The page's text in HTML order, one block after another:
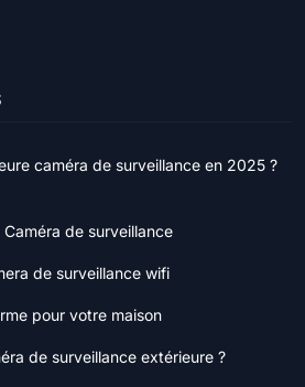
caméra de surveillance en 2025 ?
de surveillance
de surveillance wifi
pour votre maison
de surveillance extérieure ?